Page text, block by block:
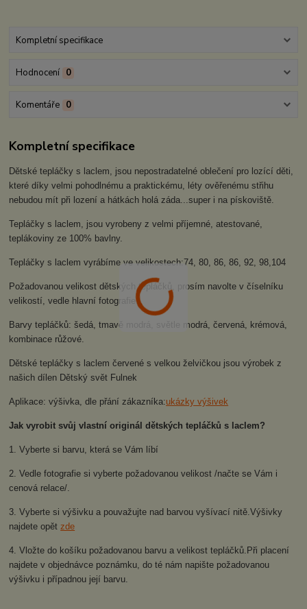
Kompletní specifikace
Hodnocení 0
Komentáře 0
Kompletní specifikace
Dětské tepláčky s laclem, jsou nepostradatelné oblečení pro lozící děti,
které díky velmi pohodlnému a praktickému, léty ověřenému střihu
nebudou mít při lození a hátkách holá záda...super i na pískoviště.
Tepláčky s laclem, jsou vyrobeny z velmi příjemné, atestované,
teplákoviny ze 100% bavlny.
Tepláčky s laclem vyrábíme ve velikostech:74, 80, 86, 86, 92, 98,104
Požadovanou velikost dětských tepláčků, prosím navolte v číselníku
velikostí, vedle hlavní fotografie.
Barvy tepláčků: šedá, tmavě modrá, světle modrá, červená, krémová,
kombinace růžové.
Dětské tepláčky s laclem červené s velkou želvičkou jsou výrobek z
našich dílen Dětský svět Fulnek
Aplikace: výšivka, dle přání zákazníka:ukázky výšivek
Jak vyrobit svůj vlastní originál dětských tepláčků s laclem?
1. Vyberte si barvu, která se Vám líbí
2. Vedle fotografie si vyberte požadovanou velikost /načte se Vám i
cenová relace/.
3. Vyberte si výšivku a pouvažujte nad barvou vyšívací nitě.Výšivky
najdete opětzde
4. Vložte do košíku požadovanou barvu a velikost tepláčků.Při placení
najdete v objednávce poznámku, do té nám napište požadovanou
výšivku i případnou její barvu.